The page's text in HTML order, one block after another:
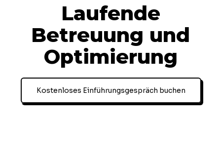
Laufende
Betreuung und
Optimierung
Kostenloses Einführungsgespräch buchen